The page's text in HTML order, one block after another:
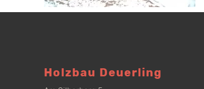
Holzbau Deuerling